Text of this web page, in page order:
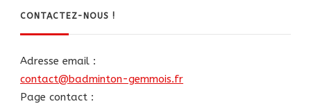
CONTACTEZ-NOUS !
Adresse email :
contact@badminton-gemmois.fr
Page contact :